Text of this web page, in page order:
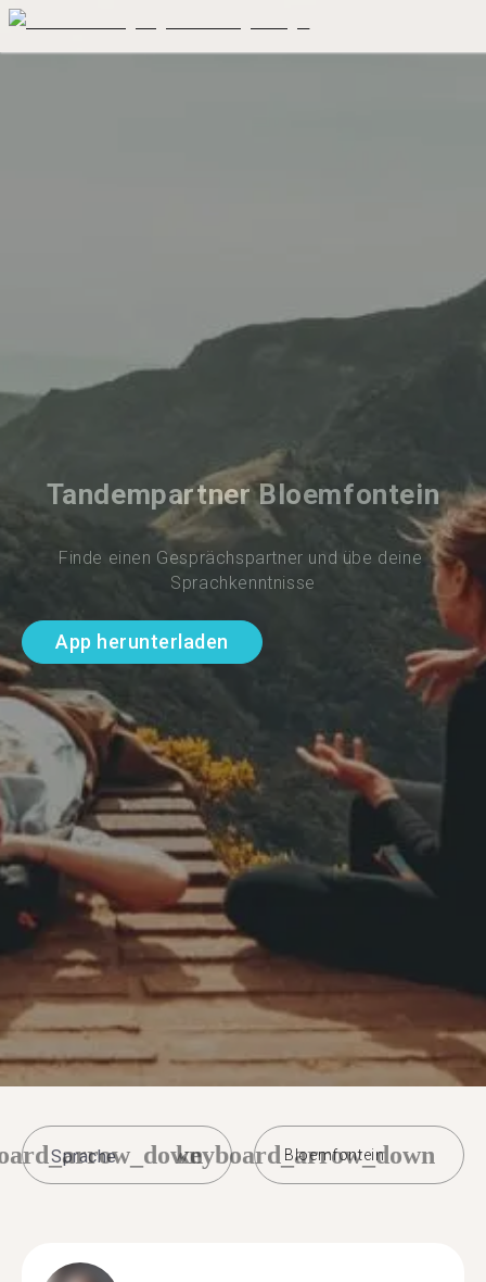
Tandempartner Bloemfontein
Finde einen Gesprächspartner und übe deine
Sprachkenntnisse
App herunterladen
Bloemfontein
keyboard_arrow_down